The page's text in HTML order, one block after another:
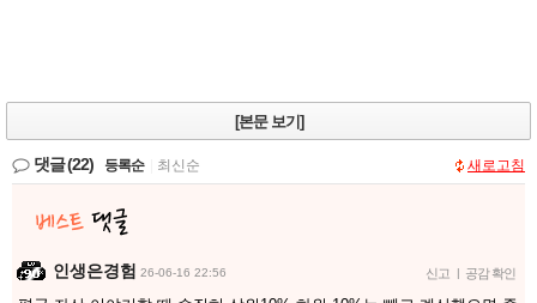
[본문 보기]
댓글(22) 등록순 최신순 새로고침
인생은경험 26-06-16 22:56 신고 | 공감 확인